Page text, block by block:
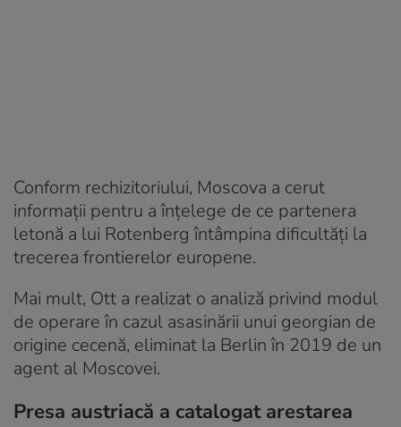
Conform rechizitoriului, Moscova a cerut
informații pentru a înțelege de ce partenera
letonă a lui Rotenberg întâmpina dificultăți la
trecerea frontierelor europene.
Mai mult, Ott a realizat o analiză privind modul
de operare în cazul asasinării unui georgian de
origine cecenă, eliminat la Berlin în 2019 de un
agent al Moscovei.
Presa austriacă a catalogat arestarea